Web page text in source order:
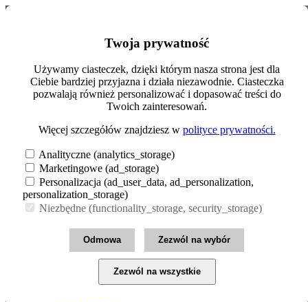
Twoja prywatność
Używamy ciasteczek, dzięki którym nasza strona jest dla
Ciebie bardziej przyjazna i działa niezawodnie. Ciasteczka
pozwalają również personalizować i dopasować treści do
Twoich zainteresowań.
Więcej szczegółów znajdziesz w polityce prywatności.
Analityczne (analytics_storage)
Marketingowe (ad_storage)
Personalizacja (ad_user_data, ad_personalization,
personalization_storage)
Niezbędne (functionality_storage, security_storage)
Odmowa Zezwól na wybór
Zezwól na wszystkie
INFOLINIA: 22 258 97 01
Polski
zł
€ Euro
£ Pound Sterling
$ US Dollar
MAKIJAŻ
CERA
PAZNOKCIE
USTA
SKÓRY
CIAŁO
DLA DZIECI
HIGIENA INTYMNA
OPALANIE
PIELĘGNACJA CODZIENNA
Pokaż wszystkie PIELĘGNACJA SKÓRY